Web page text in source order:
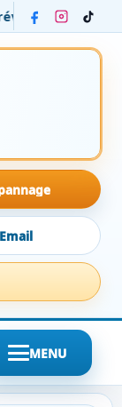
Daikin dans
Email
MENU